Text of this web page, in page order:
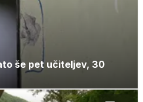
še pet učiteljev, 30